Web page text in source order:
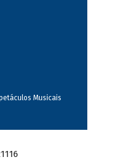
Musicais